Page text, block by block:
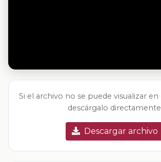
Si el archivo no se puede visualizar
descárgalo
Descargar archivo